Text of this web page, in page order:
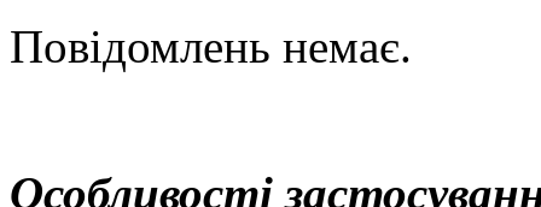
Повідомлень немає.
Особливості